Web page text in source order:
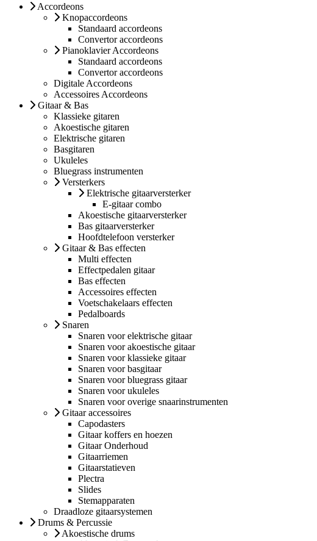
Accordeons
Knopaccordeons
Standaard accordeons
Convertor accordeons
Pianoklavier Accordeons
Standaard accordeons
Convertor accordeons
Digitale Accordeons
Accessoires Accordeons
Gitaar & Bas
Klassieke gitaren
Akoestische gitaren
Elektrische gitaren
Basgitaren
Ukuleles
Bluegrass instrumenten
Versterkers
Elektrische gitaarversterker
E-gitaar combo
Akoestische gitaarversterker
Bas gitaarversterker
Hoofdtelefoon versterker
Gitaar & Bas effecten
Multi effecten
Effectpedalen gitaar
Bas effecten
Accessoires effecten
Voetschakelaars effecten
Pedalboards
Snaren
Snaren voor elektrische gitaar
Snaren voor akoestische gitaar
Snaren voor klassieke gitaar
Snaren voor basgitaar
Snaren voor bluegrass gitaar
Snaren voor ukuleles
Snaren voor overige snaarinstrumenten
Gitaar accessoires
Capodasters
Gitaar koffers en hoezen
Gitaar Onderhoud
Gitaarriemen
Gitaarstatieven
Plectra
Slides
Stemapparaten
Draadloze gitaarsystemen
Drums & Percussie
Akoestische drums